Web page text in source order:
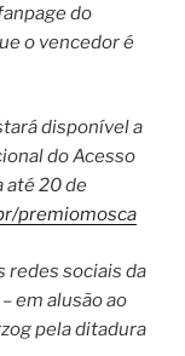
do
o vencedor é
disponível a
do Acesso
até 20 de
premiomosca
redes sociais da
em alusão ao
pela ditadura